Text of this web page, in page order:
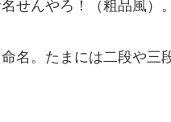
せんやろ！（粗品風）。
名。たまには二段や三